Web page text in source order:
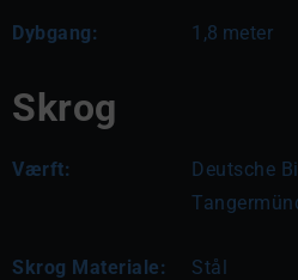
Dybgang: 1,8 meter
Skrog
Værft:
Deutsche
Skrog Materiale: Stål